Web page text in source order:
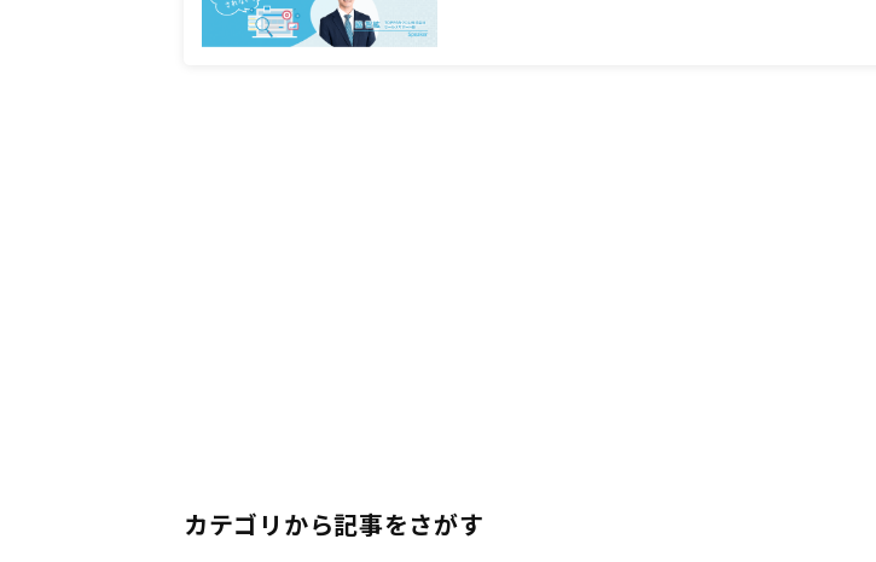
カテゴリから記事をさがす